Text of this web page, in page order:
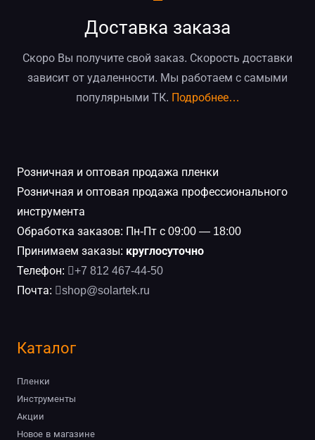
Доставка заказа
Скоро Вы получите свой заказ. Скорость доставки
зависит от удаленности. Мы работаем с самыми
популярными ТК. Подробнее…
Розничная и оптовая продажа пленки
Розничная и оптовая продажа профессионального
инструмента
Обработка заказов: Пн-Пт с 09:00 — 18:00
Принимаем заказы: круглосуточно
Телефон:
+7 812 467-44-50
Почта:
shop@solartek.ru
Каталог
Пленки
Инструменты
Акции
Новое в магазине